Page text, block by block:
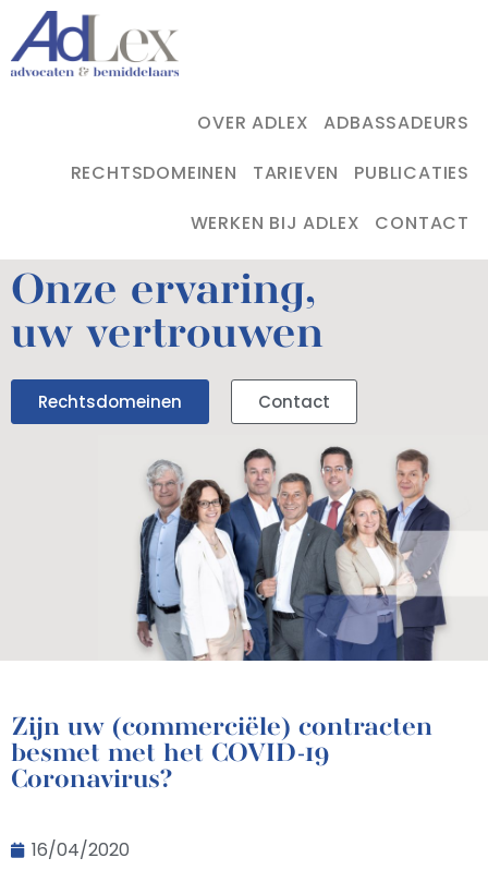
OVER ADLEX
ADBASSADEURS
RECHTSDOMEINEN
TARIEVEN
PUBLICATIES
WERKEN BIJ ADLEX
CONTACT
Onze ervaring,
uw vertrouwen
Rechtsdomeinen Contact
Zijn uw (commerciële) contracten
besmet met het COVID-19
Coronavirus?
16/04/2020